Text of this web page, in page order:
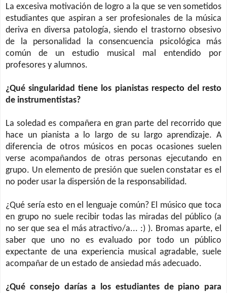
La excesiva motivación de logro a la que se ven sometidos
estudiantes que aspiran a ser profesionales de la música
deriva en diversa patología, siendo el trastorno obsesivo
de la personalidad la consencuencia psicológica más
común de un estudio musical mal entendido por
profesores y alumnos.
¿Qué singularidad tiene los pianistas respecto del resto
de instrumentistas?
La soledad es compañera en gran parte del recorrido que
hace un pianista a lo largo de su largo aprendizaje. A
diferencia de otros músicos en pocas ocasiones suelen
verse acompañandos de otras personas ejecutando en
grupo. Un elemento de presión que suelen constatar es el
no poder usar la dispersión de la responsabilidad.
¿Qué sería esto en el lenguaje común? El músico que toca
en grupo no suele recibir todas las miradas del público (a
no ser que sea el más atractivo/a... :) ). Bromas aparte, el
saber que uno no es evaluado por todo un público
expectante de una experiencia musical agradable, suele
acompañar de un estado de ansiedad más adecuado.
¿Qué consejo darías a los estudiantes de piano para